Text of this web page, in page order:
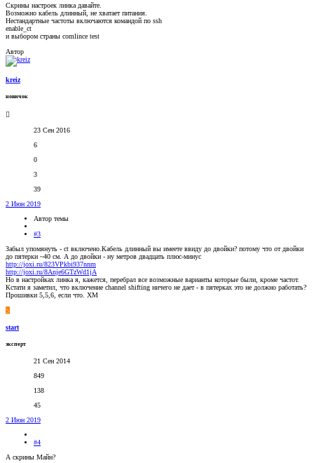
Скрины настроек линка давайте.
Возможно кабель длинный, не хватает питания.
Нестандартные частоты включаются командой по ssh
enable_ct
и выбором страны comlince test
Автор
kreiz
новичок
23 Сен 2016
6
0
3
39
2 Июн 2019
Автор темы
#3
Забыл упомянуть - ct включено.Кабель длинный вы имеете ввиду до двойки? потому что от двойки
до пятерки ~40 см. А до двойки - ну метров двадцать плюс-минус
http://joxi.ru/823VPkbi937nnm
http://joxi.ru/8Anje6GTzWd1jA
Но в настройках линка я, кажется, перебрал все возможные варианты которые были, кроме частот.
Кстати я заметил, что включение channel shifting ничего не дает - в пятерках это не должно работать?
Прошивки 5,5,6, если что. XM
S
start
эксперт
21 Сен 2014
849
138
45
2 Июн 2019
#4
А скрины Майн?